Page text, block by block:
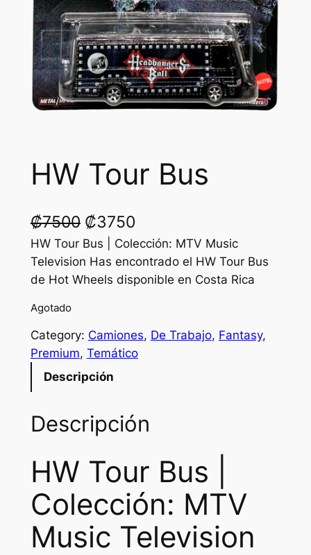
HW Tour Bus
₡7500 O
r
i
n
p
e
w
₡3750C
u
r
n
r
c
e
i
s
HW Tour Bus | Colección: MTV Music
Television Has encontrado el HW Tour Bus
de Hot Wheels disponible en Costa Rica
Agotado
Category: Camiones, De Trabajo, Fantasy
Premium, Temático
Descripción
Descripción
HW Tour Bus |
Colección: MTV
Music Television